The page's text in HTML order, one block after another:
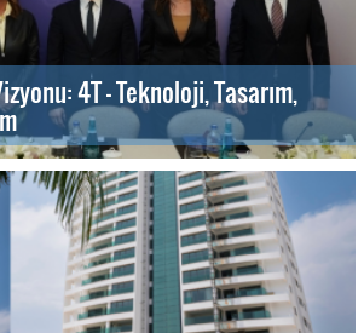
4T - Teknoloji, Tasarım,